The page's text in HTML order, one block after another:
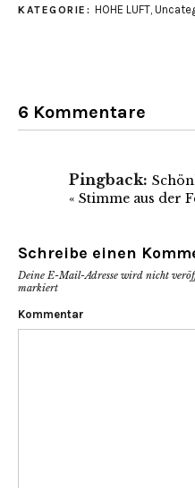
(Wird (Wird
KATEGORIE: HOHE LUFT,
6 Kommentare
Pingback:
« Stimme aus der
Schreibe einen
Deine E-Mail-Adresse wird nicht
markiert
Kommentar